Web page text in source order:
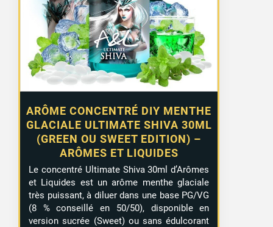
ARÔME CONCENTRÉ DIY MENTHE
GLACIALE ULTIMATE SHIVA 30ML
(GREEN OU SWEET EDITION) –
ARÔMES ET LIQUIDES
Le concentré Ultimate Shiva 30ml d’Arômes
et Liquides est un arôme menthe glaciale
très puissant, à diluer dans une base PG/VG
(8 % conseillé en 50/50), disponible en
version sucrée (Sweet) ou sans édulcorant